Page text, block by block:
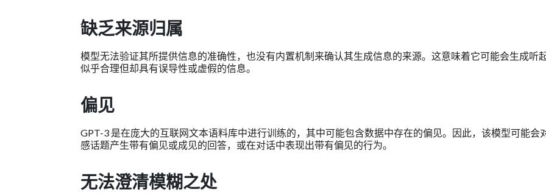
缺乏来源归属
模型无法验证其所提供信息的准确性，也没有内置机制来确认其生成信息的来源。这意味着它可能会生成听
似乎合理但却具有误导性或虚假的信息。
偏见
GPT-3 是在庞大的互联网文本语料库中进行训练的，其中可能包含数据中存在的偏见。因此，该模型可能会
感话题产生带有偏见或成见的回答，或在对话中表现出带有偏见的行为。
无法澄清模糊之处